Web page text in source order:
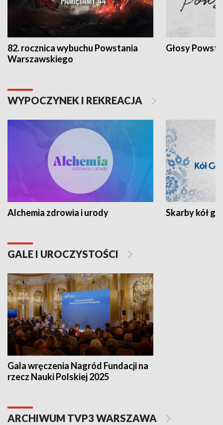
82. rocznica wybuchu Powstania
Warszawskiego
Głosy
WYPOCZYNEK I REKREACJA
Alchemia zdrowia i urody Skarby kół
GALE I UROCZYSTOŚCI
Gala wręczenia Nagród Fundacji na
rzecz Nauki Polskiej 2025
ARCHIWUM TVP3 WARSZAWA